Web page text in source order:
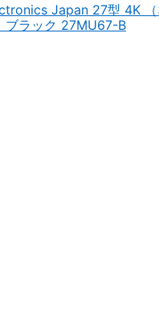
Japan 27型 4K
ブラック 27MU67-B